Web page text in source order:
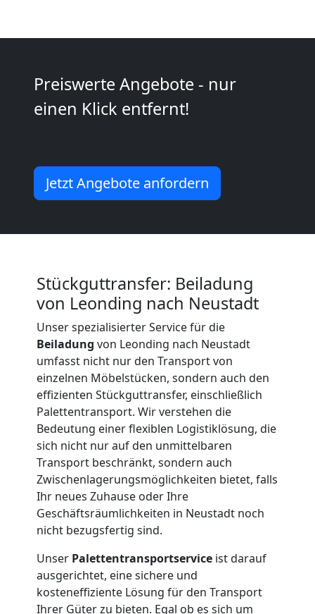
Preiswerte Angebote - nur
einen Klick entfernt!
Jetzt Angebote anfordern
Stückguttransfer: Beiladung
von Leonding nach Neustadt
Unser spezialisierter Service für die
Beiladung von Leonding nach Neustadt
umfasst nicht nur den Transport von
einzelnen Möbelstücken, sondern auch den
effizienten Stückguttransfer, einschließlich
Palettentransport. Wir verstehen die
Bedeutung einer flexiblen Logistiklösung, die
sich nicht nur auf den unmittelbaren
Transport beschränkt, sondern auch
Zwischenlagerungsmöglichkeiten bietet, falls
Ihr neues Zuhause oder Ihre
Geschäftsräumlichkeiten in Neustadt noch
nicht bezugsfertig sind.
Unser Palettentransportservice ist darauf
ausgerichtet, eine sichere und
kosteneffiziente Lösung für den Transport
Ihrer Güter zu bieten. Egal ob es sich um
Möbeltransport
International
National
Internationaler
Umzug
Nationaler
Umzug